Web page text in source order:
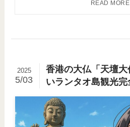
香港の大仏「天壇
いランタオ島観光完
2025
5/03